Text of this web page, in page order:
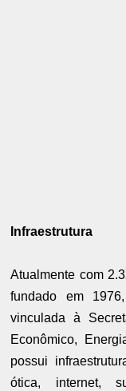
Infraestrutura
Atualmente com
fundado em
vinculada à
Econômico,
possui
ótica, internet,